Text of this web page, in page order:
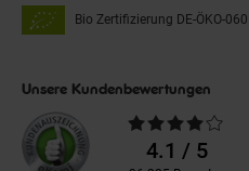
Bio Zertifizierung DE-ÖKO-060
Unsere Kundenbewertungen
Durchschnittliche
Bewertungen4.1 / 5